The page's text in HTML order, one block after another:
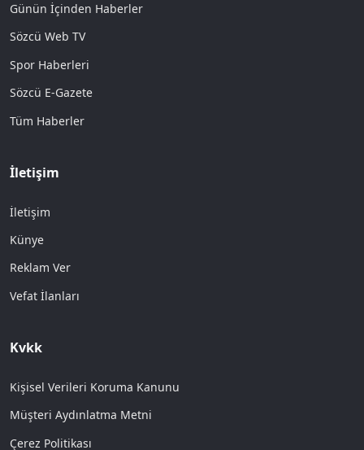
Günün İçinden Haberler
Sözcü Web TV
Spor Haberleri
Sözcü E-Gazete
Tüm Haberler
İletişim
İletişim
Künye
Reklam Ver
Vefat İlanları
Kvkk
Kişisel Verileri Koruma Kanunu
Müşteri Aydınlatma Metni
Çerez Politikası